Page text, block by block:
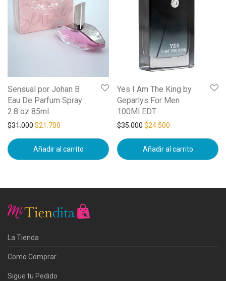
Sensual por Johan B
Eau De Parfum Spray
2.8 oz 85ml
$31.000$21.700
Añadir al carrito
Yes I Am The King by
Geparlys For Men
100Ml EDT
$35.000$24.500
Añadir al carrito
La Tienda
Como Comprar
Sigue tu Pedido